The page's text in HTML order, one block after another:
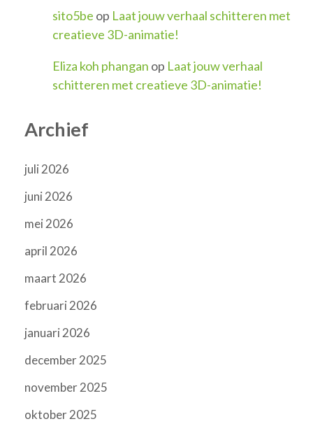
sito5be op Laat jouw verhaal schitteren met
creatieve 3D-animatie!
Eliza koh phangan op Laat jouw verhaal
schitteren met creatieve 3D-animatie!
Archief
juli 2026
juni 2026
mei 2026
april 2026
maart 2026
februari 2026
januari 2026
december 2025
november 2025
oktober 2025